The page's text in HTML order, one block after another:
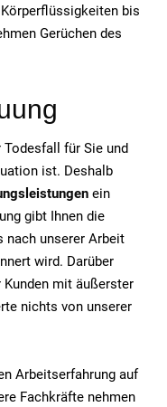
bis
Gerüchen des
für Sie und
ist. Deshalb
ein
gibt Ihnen die
nach unserer Arbeit
wird. Darüber
Kunden mit äußerster
nichts von unserer
Arbeitserfahrung auf
Fachkräfte nehmen